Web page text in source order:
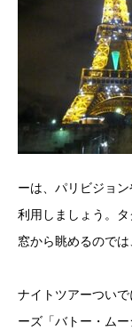
ーは、パリビジョ
利用しましょう。
窓から眺めるのでは
ナイトツアーつい
ーズ「バトー・ム